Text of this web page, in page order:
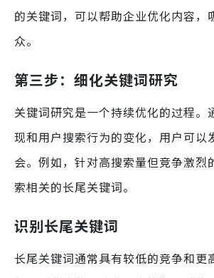
的关键词，可以帮助企业优化内容，
众。
第三步：细化关键词研究
关键词研究是一个持续优化的过程。
现和用户搜索行为的变化，用户可以
会。例如，针对高搜索量但竞争激烈
索相关的长尾关键词。
识别长尾关键词
长尾关键词通常具有较低的竞争和更